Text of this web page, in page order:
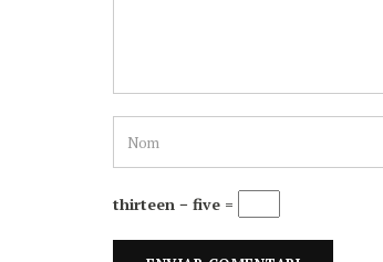
thirteen − five =